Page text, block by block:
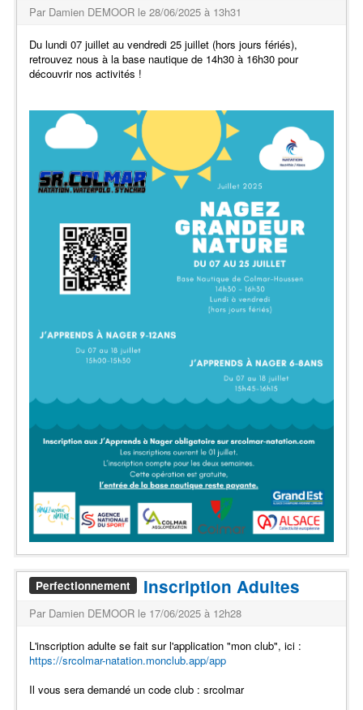
Par Damien DEMOOR le 28/06/2025 à 13h31
Du lundi 07 juillet au vendredi 25 juillet (hors jours fériés),
retrouvez nous à la base nautique de 14h30 à 16h30 pour
découvrir nos activités !
Perfectionnement Inscription Adultes
Par Damien DEMOOR le 17/06/2025 à 12h28
L'inscription adulte se fait sur l'application "mon club", ici :
https://srcolmar-natation.monclub.app/app
Il vous sera demandé un code club : srcolmar